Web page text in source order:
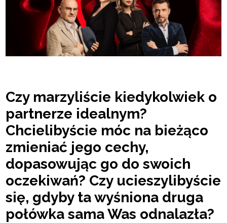
Czy marzyliście kiedykolwiek o
partnerze idealnym?
Chcielibyście móc na bieżąco
zmieniać jego cechy,
dopasowując go do swoich
oczekiwań? Czy ucieszylibyście
się, gdyby ta wyśniona druga
połówka sama Was odnalazła?